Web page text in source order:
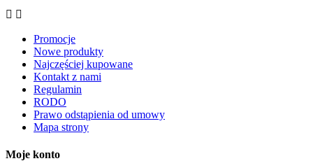
 
Promocje
Nowe produkty
Najczęściej kupowane
Kontakt z nami
Regulamin
RODO
Prawo odstąpienia od umowy
Mapa strony
Moje konto